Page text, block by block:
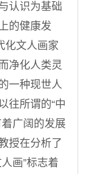
认识为基础
的健康发
化文人画家
净化人类灵
一种现世人
往所谓的“中
广阔的发展
授在分析了
画”标志着